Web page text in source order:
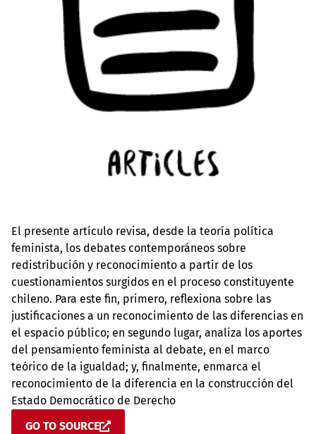
El presente artículo revisa, desde la teoría política
feminista, los debates contemporáneos sobre
redistribución y reconocimiento a partir de los
cuestionamientos surgidos en el proceso constituyente
chileno. Para este fin, primero, reflexiona sobre las
justificaciones a un reconocimiento de las diferencias en
el espacio público; en segundo lugar, analiza los aportes
del pensamiento feminista al debate, en el marco
teórico de la igualdad; y, finalmente, enmarca el
reconocimiento de la diferencia en la construcción del
Estado Democrático de Derecho
GO TO SOURCE